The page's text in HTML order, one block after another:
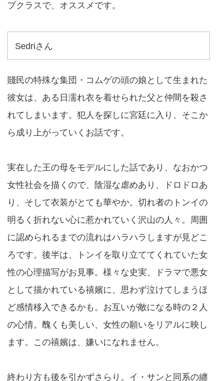
プクラスで、オススメです。
Sedriさん
賤民の特殊な集団・コムゲの頭の娘として生まれた
彼女は、ある日濡れ衣を着せられた父と仲間を殺さ
れてしまいます。犯人を探しに宮廷に入り、そこか
ら成り上がっていくお話です。
実在した王の母をモデルにした話であり、なおかつ
女性社会を描くので、陰湿な虐めあり、ドロドロあ
り、そして衣装がとても華やか。切れ者のトンイの
明るく折れない心に惹かれていく沢山の人々。周囲
に認められるまでの流れはハラハラしますが見どこ
ろです。後半は、トンイを取り立ててくれていた女
性の心理描写がお見事。様々な史実、ドラマで悪女
として描かれている禧嬪に、思わず泣けてしまうほ
ど感情移入できるかも。お互いが敵になる時の２人
の心情。醜くも美しい、女性の願いをリアルに映し
ます。この禧嬪は、嫌いになれません。
終わり方も後を引かずさらり。イ・サンと同系の纏